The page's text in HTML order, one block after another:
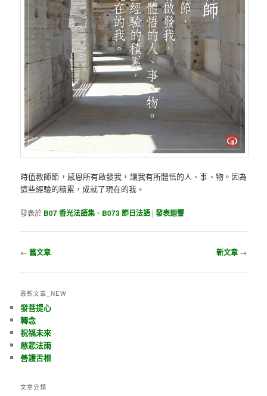
時值教師節，感恩所有啟發我，讓我有所體悟的人、事、物。因為
這些經驗的積累，成就了現在的我。
發表於 B07 香光法語集 、 B073 節日法語 |發表迴響
瀏覽文章
← 舊文章 新文章 →
最新文章_NEW
發菩提心
轉念
祝福未來
慈悲法雨
善護舌根
文章分類